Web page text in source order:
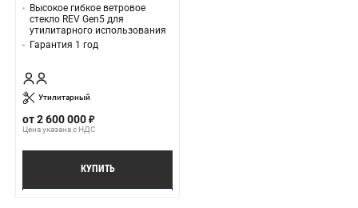
Высокое гибкое ветровое
стекло REV Gen5 для
утилитарного использования
Гарантия 1 год
Утилитарный
от2 600 000
Цена указана с НДС
КУПИТЬ